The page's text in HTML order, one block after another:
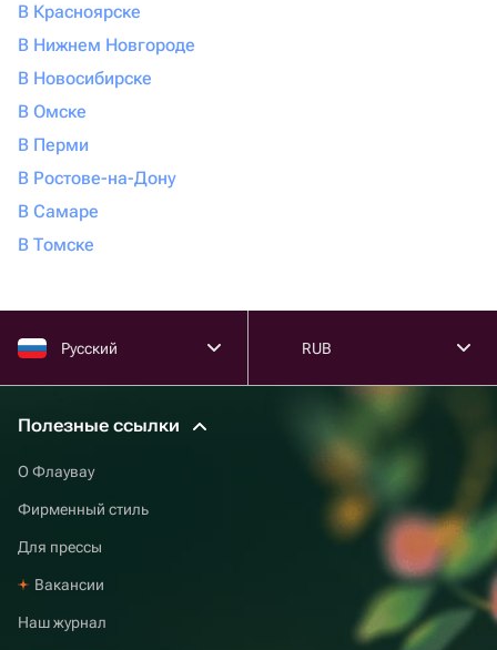
В Красноярске
В Нижнем Новгороде
В Новосибирске
В Омске
В Перми
В Ростове-на-Дону
В Самаре
В Томске
Русский RUB
Полезные ссылки
О Флаувау
Фирменный стиль
Для прессы
Вакансии
Наш журнал